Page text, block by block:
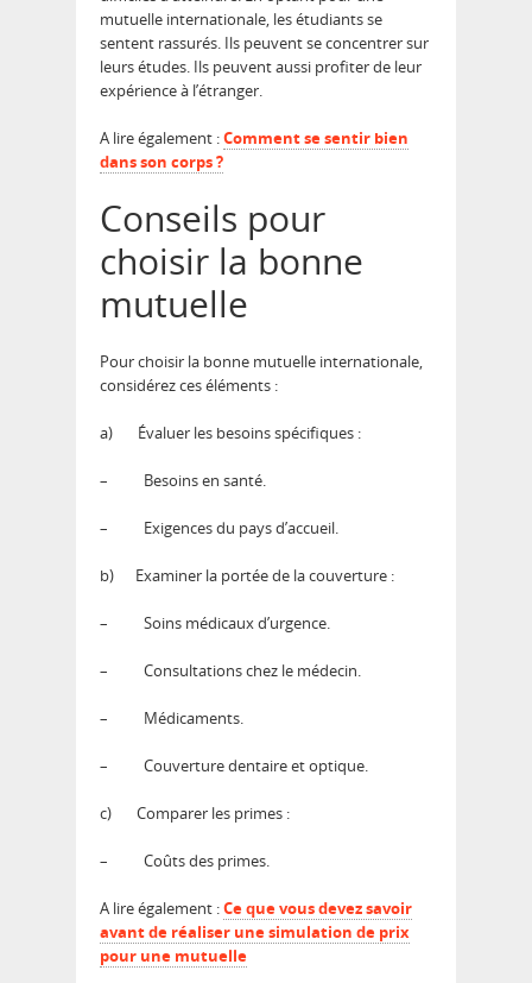
mutuelle internationale, les étudiants se
sentent rassurés. Ils peuvent se concentrer sur
leurs études. Ils peuvent aussi profiter de leur
expérience à l’étranger.
A lire également :Comment se sentir bien
dans son corps ?
Conseils pour
choisir la bonne
mutuelle
Pour choisir la bonne mutuelle internationale,
considérez ces éléments :
a) Évaluer les besoins spécifiques :
– Besoins en santé.
– Exigences du pays d’accueil.
b) Examiner la portée de la couverture :
– Soins médicaux d’urgence.
– Consultations chez le médecin.
– Médicaments.
– Couverture dentaire et optique.
c) Comparer les primes :
– Coûts des primes.
A lire également :Ce que vous devez savoir
avant de réaliser une simulation de prix
pour une mutuelle